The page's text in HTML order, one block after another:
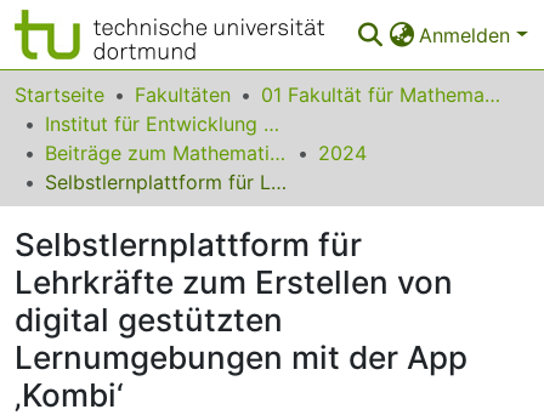
Anmelden
Bereiche & Sammlungen
Das gesamte Repositorium
Statistiken
FAQ
Leitlinien
Zurück zur Startseite
Startseite Fakultäten
01 Fakultät für Mathematik
Institut für Entwicklung und Erforschung des Mathematikunterrichts
Beiträge zum Mathematikunterricht
2024
Selbstlernplattform für Lehrkräfte zum Erstellen von digital gestützten Lernumgebungen mit der App ‚Kombi‘
Selbstlernplattform für
Lehrkräfte zum Erstellen von
digital gestützten
Lernumgebungen mit der App
‚Kombi‘